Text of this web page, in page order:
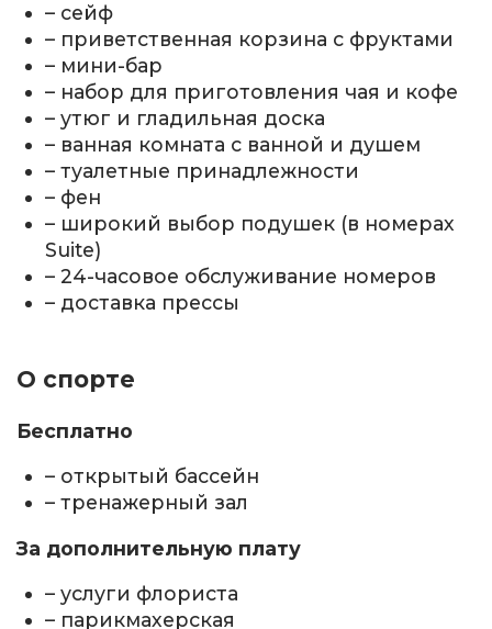
– сейф
– приветственная корзина с фруктами
– мини-бар
– набор для приготовления чая и кофе
– утюг и гладильная доска
– ванная комната с ванной и душем
– туалетные принадлежности
– фен
– широкий выбор подушек (в номерах
Suite)
– 24-часовое обслуживание номеров
– доставка прессы
О спорте
Бесплатно
– открытый бассейн
– тренажерный зал
За дополнительную плату
– услуги флориста
– парикмахерская